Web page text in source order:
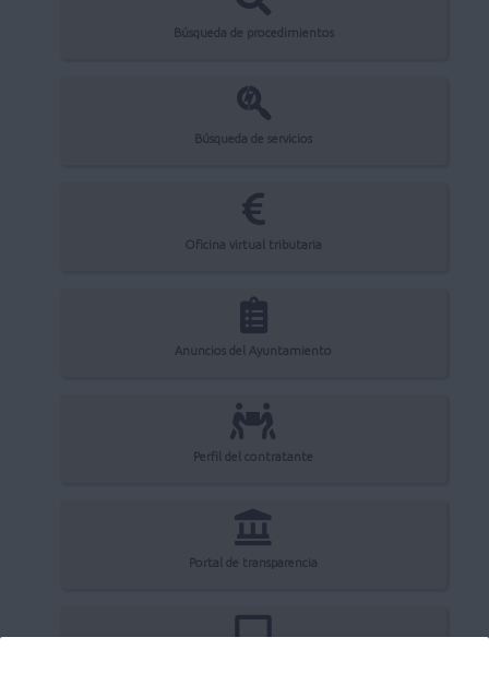
INFORMACIÓN MUNICIPAL
Búsqueda de procedimientos
Búsqueda de servicios
Oficina virtual tributaria
Anuncios del Ayuntamiento
Perfil del contratante
Portal de transparencia